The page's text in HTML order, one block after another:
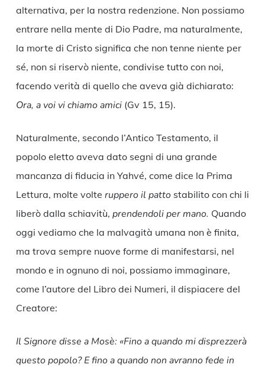
alternativa, per la nostra redenzione. Non possiamo
entrare nella mente di Dio Padre, ma naturalmente,
la morte di Cristo significa che non tenne niente per
sé, non si riservò niente, condivise tutto con noi,
facendo verità di quello che aveva già dichiarato:
Ora, a voi vi chiamo amici(Gv 15, 15).
Naturalmente, secondo l’Antico Testamento, il
popolo eletto aveva dato segni di una grande
mancanza di fiducia in Yahvé, come dice la Prima
Lettura, molte volte ruppero il pattostabilito con chi li
liberò dalla schiavitù, prendendoli per mano. Quando
oggi vediamo che la malvagità umana non è finita,
ma trova sempre nuove forme di manifestarsi, nel
mondo e in ognuno di noi, possiamo immaginare,
come l’autore del Libro dei Numeri, il dispiacere del
Creatore:
Il Signore disse a Mosè: «Fino a quando mi disprezzerà
questo popolo? E fino a quando non avranno fede in